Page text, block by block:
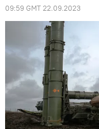
09:59 GMT 22.09.2023